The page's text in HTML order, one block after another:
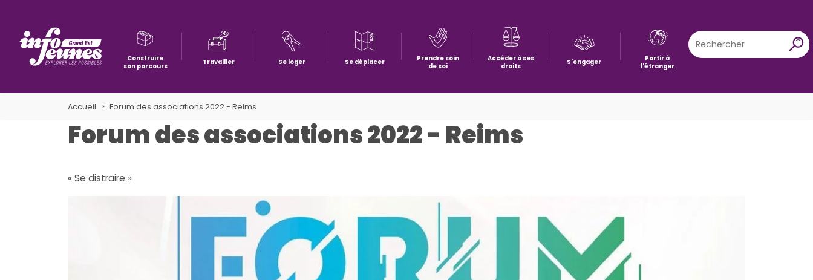
Construire
son parcours
Travailler Se loger Se déplacer
Prendre soin
de soi
Accéder à ses
droits
S'engager
Partir à
l'étranger
Rechercher
X
Accueil Forum des associations 2022 - Reims
Forum des associations 2022 - Reims
« Se distraire »